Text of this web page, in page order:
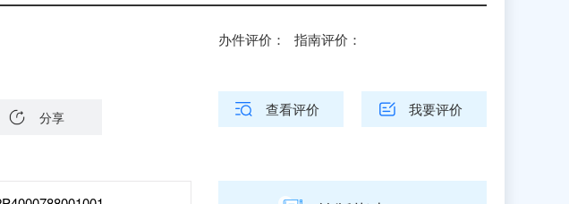
分享
办件评价： 指南评价：
查看评价 我要评价